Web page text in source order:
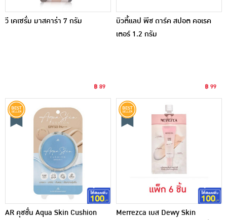
วี เคเซรั่ม มาสคาร่า 7 กรัม
฿ 89
บิวตี้แลป พีช ดาร์ค สปอต คอเรค
เตอร์ 1.2 กรัม
฿ 99
AR คุชชั่น Aqua Skin Cushion
Merrezca เบส Dewy Skin